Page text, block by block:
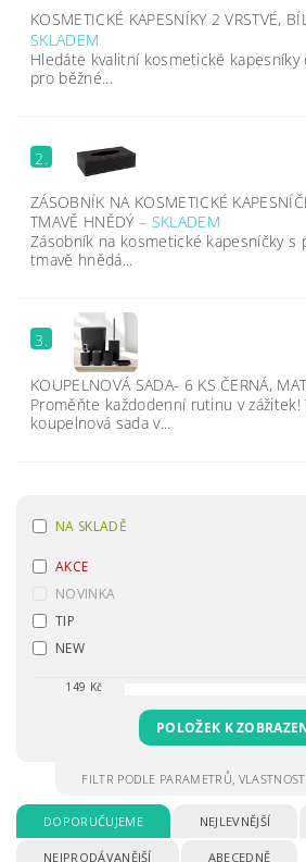
KOSMETICKÉ KAPESNÍKY 2 VRSTVÉ,
SKLADEM
Hledáte kvalitní kosmetické kapesníky
pro běžné...
2.
ZÁSOBNÍK NA KOSMETICKÉ
TMAVĚ HNĚDÝ – SKLADEM
Zásobník na kosmetické kapesníčky s
tmavě hnědá...
3.
KOUPELNOVÁ SADA- 6 KS ČERNÁ,
Proměňte každodenní rutinu v zážitek!
koupelnová sada v...
NA SKLADĚ
AKCE
NOVINKA
TIP
NEW
149 Kč
POLOŽEK K
FILTR PODLE PARAMETRŮ,
DOPORUČUJEME NEJLEVNĚJŠÍ
NEJPRODÁVANĚJŠÍ ABECEDNĚ